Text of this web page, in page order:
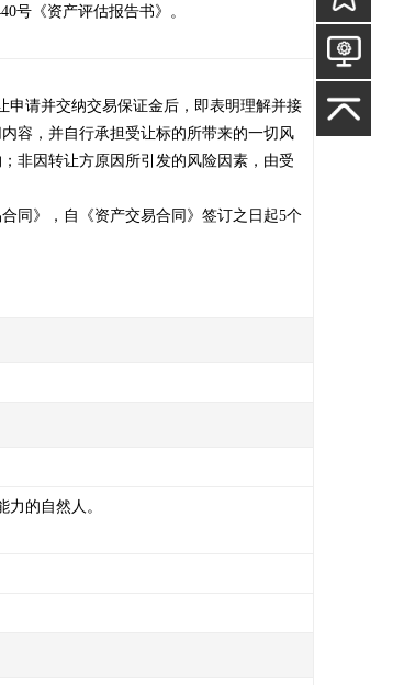
号《资产评估报告书》。
申请并交纳交易保证金后，即表明理解并接
容，并自行承担受让标的所带来的一切风
非因转让方原因所引发的风险因素，由受
同》，自《资产交易合同》签订之日起5个
的自然人。